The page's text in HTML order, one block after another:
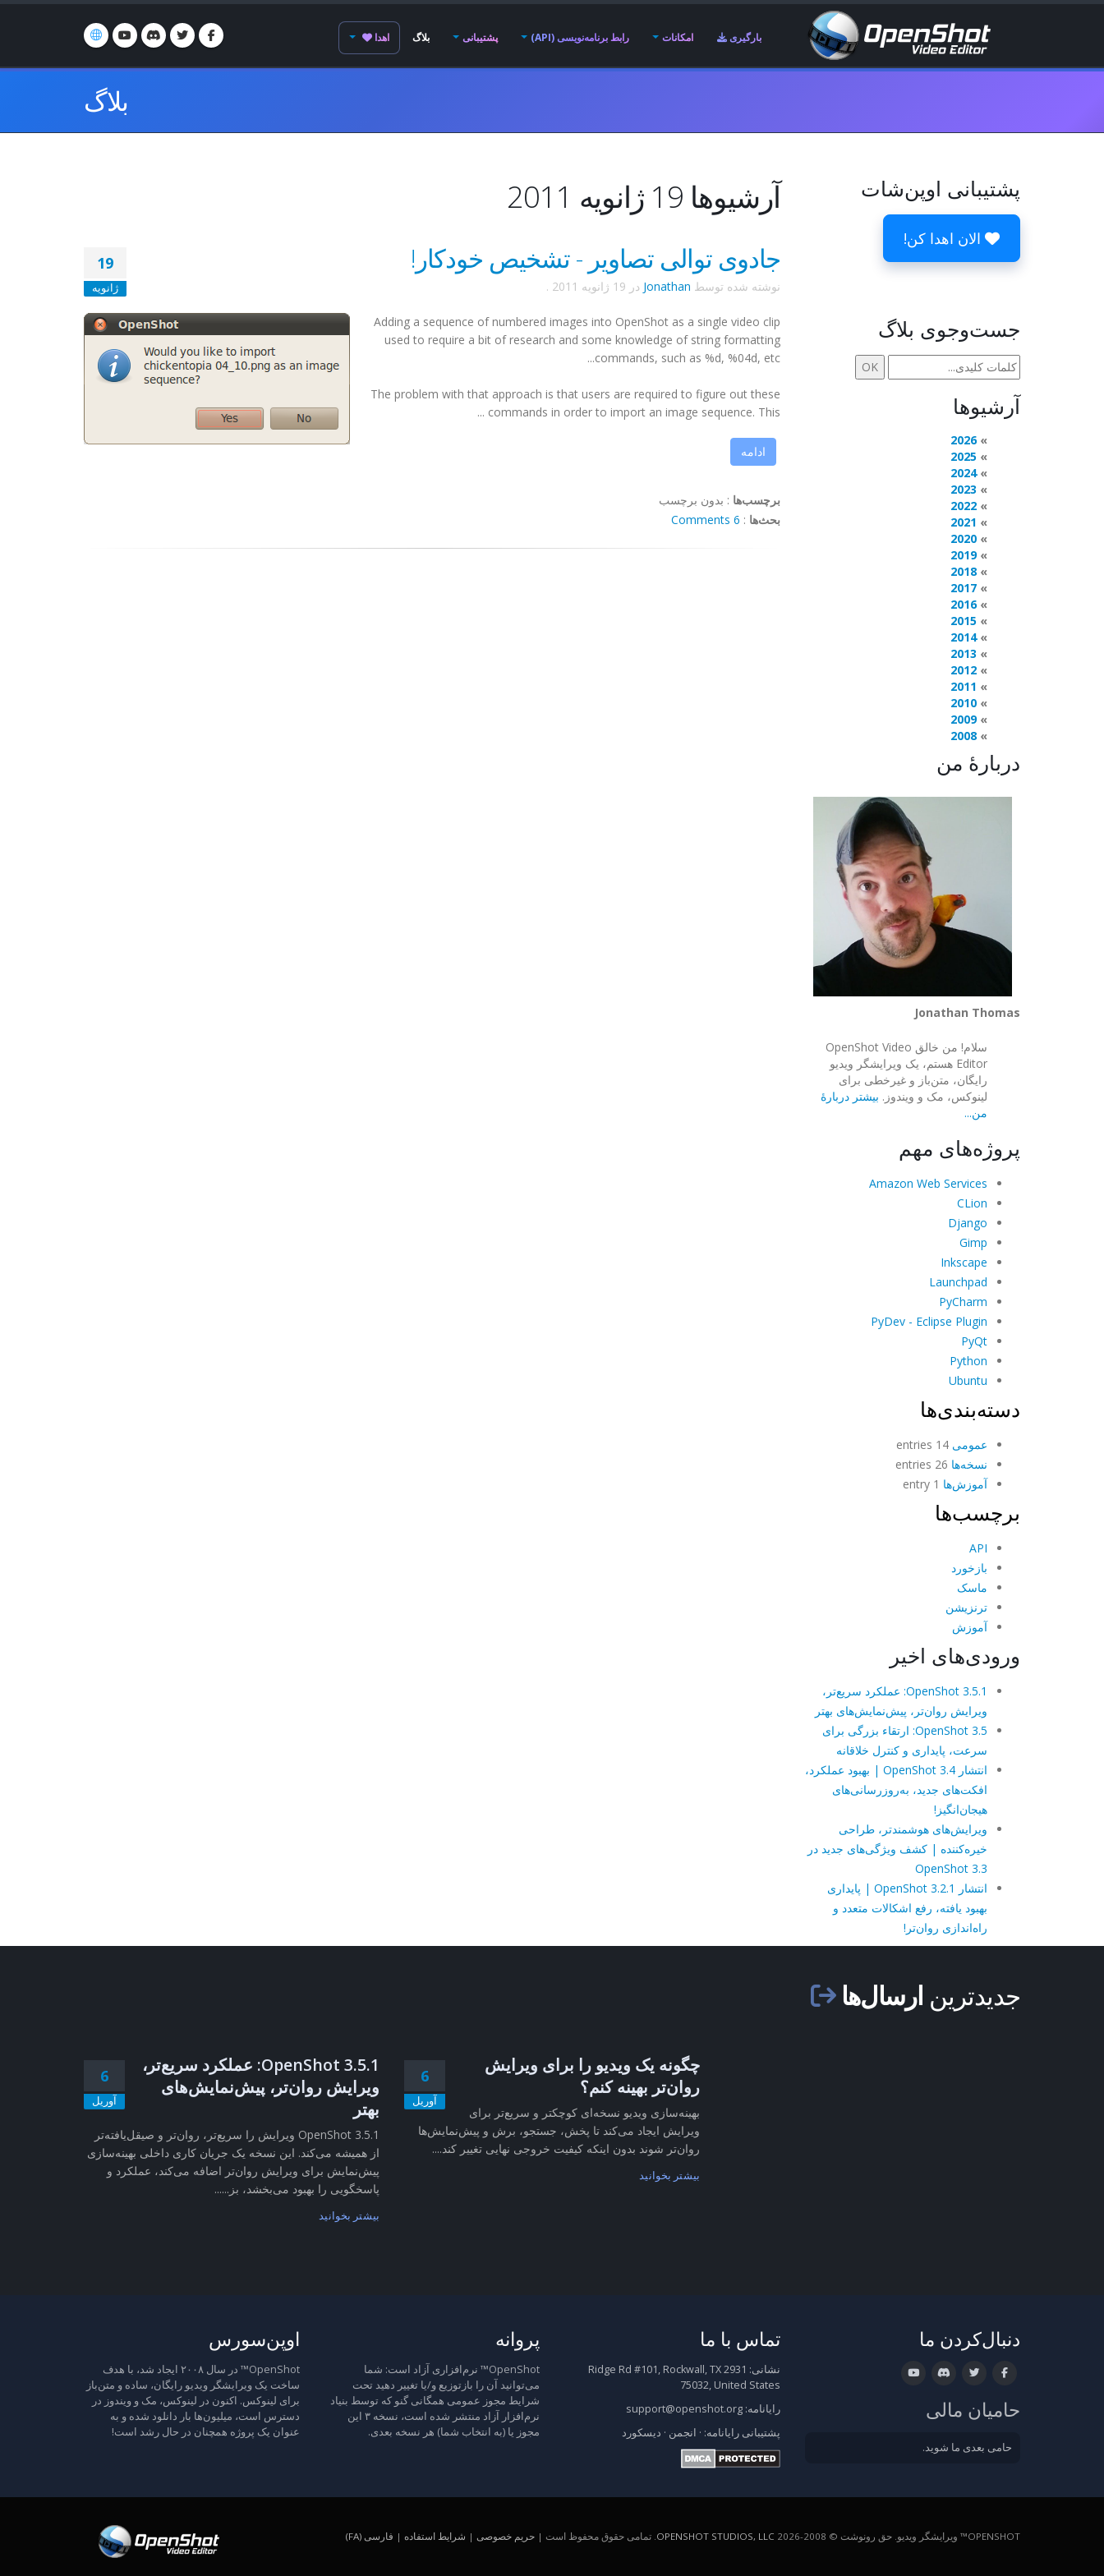
بارگیری امکانات رابط برنامه‌نویسی (API) پشتیبانی بلاگ اهدا
بلاگ
آرشیوها 19 ژانویه 2011
19
ژانویه
جادوی توالی تصاویر - تشخیص خودکار!
نوشته شده توسط Jonathan در 19 ژانویه 2011 .
Adding a sequence of numbered images into OpenShotas a single video clip
used to require a bit of research and some knowledge of string formatting
commands, such as %d, %04d, etc...
The problem with that approach is that users are required to figure out these
commands in order to import an image sequence. This ...
ادامه
برچسب‌ها : بدون برچسب
بحث‌ها :
6 Comments
پشتیبانی اوپن‌شات
الان اهدا کن!
جست‌وجوی بلاگ
آرشیوها
2026
2025
2024
2023
2022
2021
2020
2019
2018
2017
2016
2015
2014
2013
2012
2011
2010
2009
2008
دربارهٔ من
Jonathan Thomas
سلام! من خالق OpenShot Video
Editor هستم، یک ویرایشگر ویدیو
رایگان، متن‌باز و غیرخطی برای
لینوکس، مک و ویندوز. بیشتر دربارهٔ
من...
پروژه‌های مهم
Amazon Web Services
CLion
Django
Gimp
Inkscape
Launchpad
PyCharm
PyDev - Eclipse Plugin
PyQt
Python
Ubuntu
دسته‌بندی‌ها
عمومی
نسخه‌ها
آموزش‌ها
برچسب‌ها
API
بازخورد
ماسک
ترنزیشن
آموزش
ورودی‌های اخیر
OpenShot 3.5.1: عملکرد سریع‌تر،
ویرایش روان‌تر، پیش‌نمایش‌های بهتر
OpenShot 3.5: ارتقاء بزرگی برای
سرعت، پایداری و کنترل خلاقانه
انتشار OpenShot 3.4 | بهبود عملکرد،
افکت‌های جدید، به‌روزرسانی‌های
هیجان‌انگیز!
ویرایش‌های هوشمندتر، طراحی
خیره‌کننده | کشف ویژگی‌های جدید در
OpenShot 3.3
انتشار OpenShot 3.2.1 | پایداری
بهبود یافته، رفع اشکالات متعدد و
راه‌اندازی روان‌تر!
جدیدترین ارسال‌ها
6
آوریل
OpenShot 3.5.1: عملکرد سریع‌تر،
ویرایش روان‌تر، پیش‌نمایش‌های
بهتر
OpenShot 3.5.1 ویرایش را سریع‌تر، روان‌تر و صیقل‌یافته‌تر
از همیشه می‌کند. این نسخه یک جریان کاری داخلی بهینه‌سازی
پیش‌نمایش برای ویرایش روان‌تر اضافه می‌کند، عملکرد و
پاسخگویی را بهبود می‌بخشد، بز......
بیشتر بخوانید
6
آوریل
چگونه یک ویدیو را برای ویرایش
روان‌تر بهینه کنم؟
بهینه‌سازی ویدیو نسخه‌ای کوچکتر و سریع‌تر برای
ویرایش ایجاد می‌کند تا پخش، جستجو، برش و پیش‌نمایش‌ها
روان‌تر شوند بدون اینکه کیفیت خروجی نهایی تغییر کند....
بیشتر بخوانید
اوپن‌سورس
OpenShot™ در سال ۲۰۰۸ ایجاد شد، با هدف
ساخت یک ویرایشگر ویدیو رایگان، ساده و متن‌باز
برای لینوکس. اکنون در لینوکس، مک و ویندوز در
دسترس است، میلیون‌ها بار دانلود شده و به
عنوان یک پروژه همچنان در حال رشد است!
پروانه
OpenShot™ نرم‌افزاری آزاد است: شما
می‌توانید آن را بازتوزیع و/یا تغییر دهید تحت
شرایط مجوز عمومی همگانی گنو که توسط بنیاد
نرم‌افزار آزاد منتشر شده است، نسخه ۳ این
مجوز یا (به انتخاب شما) هر نسخه بعدی.
تماس با ما
نشانی:
2931 Ridge Rd #101, Rockwall, TX
75032, United States
رایانامه: support@openshot.org
پشتیبانی رایانامه: · انجمن · دیسکورد
دنبال‌کردن ما
حامیان مالی
حامی بعدی ما شوید.
OPENSHOT™ ویرایشگر ویدیو. حق رونوشت © 2008-2026 OPENSHOT STUDIOS, LLC. تمامی حقوق محفوظ است | حریم خصوصی | شرایط استفاده | فارسی (FA)